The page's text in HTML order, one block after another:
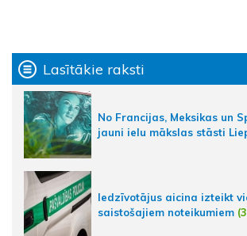
Lasītākie raksti
No Francijas, Meksikas un
jauni ielu mākslas stāsti
Iedzīvotājus aicina izteikt
saistošajiem noteikumiem